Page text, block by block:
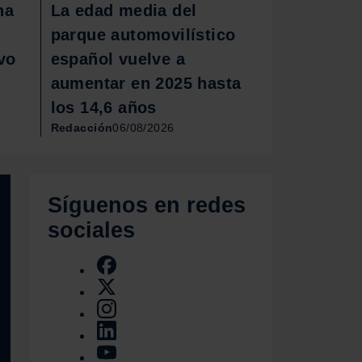
La edad media del
parque automovilístico
español vuelve a
aumentar en 2025 hasta
los 14,6 años
Redacción06/08/2026
Síguenos en redes
sociales